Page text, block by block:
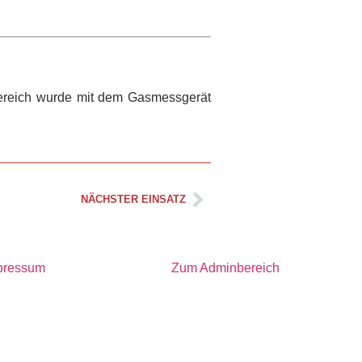
wurde mit dem Gasmessgerät
NÄCHSTER EINSATZ
Zum Adminbereich